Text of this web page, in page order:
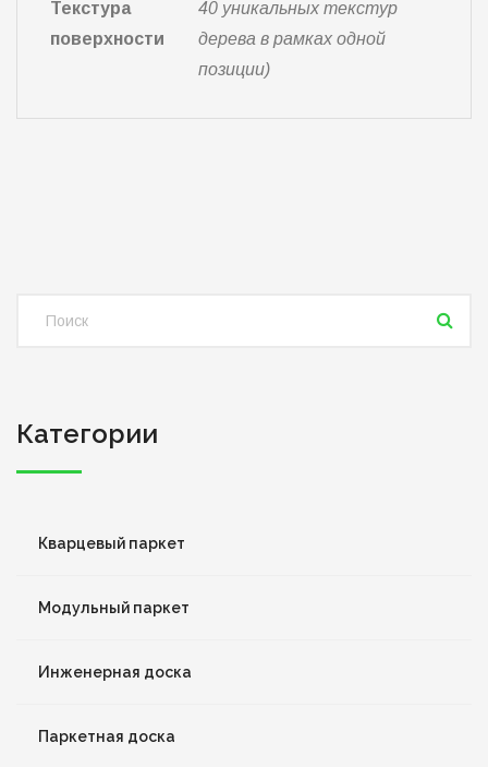
Текстура
поверхности
40 уникальных текстур
дерева в рамках одной
позиции)
Категории
Кварцевый паркет
Модульный паркет
Инженерная доска
Паркетная доска